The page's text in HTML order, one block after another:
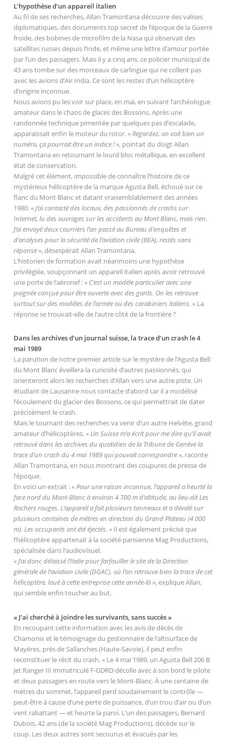
L’hypothèse d’un appareil italien
Au fil de ses recherches, Allan Tramontana découvre des valises
diplomatiques, des documents top secret de l’époque de la Guerre
froide, des bobines de microfilm de la Nasa qui observait des
satellites russes depuis l’Inde, et même une lettre d’amour portée
par l’un des passagers. Mais il y a cinq ans, ce policier municipal de
43 ans tombe sur des morceaux de carlingue qui ne collent pas
avec les avions d’Air India. Ce sont les restes d’un hélicoptère
d’origine inconnue.
Nous avions pu les voir sur place, en mai, en suivant l’archéologue
amateur dans le chaos de glaces des Bossons. Après une
randonnée technique pimentée par quelques pas d’escalade,
apparaissait enfin le moteur du rotor. « Regardez, on voit bien un
numéro, ça pourrait être un indice !», pointait du doigt Allan
Tramontana en retournant le lourd bloc métallique, en excellent
état de conservation.
Malgré cet élément, impossible de connaître l’histoire de ce
mystérieux hélicoptère de la marque Agusta Bell, échoué sur ce
flanc du Mont Blanc et datant vraisemblablement des années
1980. «J’ai contacté des locaux, des passionnés de crashs sur
Internet, lu des ouvrages sur les accidents au Mont Blanc, mais rien.
J’ai envoyé deux courriers l’an passé au Bureau d’enquêtes et
d’analyses pour la sécurité de l’aviation civile (BEA), restés sans
réponse», désespérait Allan Tramontana.
L’historien de formation avait néanmoins une hypothèse
privilégiée, soupçonnant un appareil italien après avoir retrouvé
une porte de l’aéronef : « C’est un modèle particulier avec une
poignée conçue pour être ouverte avec des gants. On les retrouve
surtout sur des modèles de l’armée ou des carabiniers italiens. » La
réponse se trouvait-elle de l’autre côté de la frontière ?
Dans les archives d’un journal suisse, la trace d’un crash le 4
mai 1989
La parution de notre premier article sur le mystère de l’Agusta Bell
du Mont Blanc éveillera la curiosité d’autres passionnés, qui
orienteront alors les recherches d’Allan vers une autre piste. Un
étudiant de Lausanne nous contacte d’abord car il a modélisé
l’écoulement du glacier des Bossons, ce qui permettrait de dater
précisément le crash.
Mais le tournant des recherches va venir d’un autre Helvète, grand
amateur d’hélicoptères. « Un Suisse m’a écrit pour me dire qu’il avait
retrouvé dans les archives du quotidien de la Tribune de Genève la
trace d’un crash du 4 mai 1989 qui pouvait correspondre», raconte
Allan Tramontana, en nous montrant des coupures de presse de
l’époque.
En voici un extrait : «Pour une raison inconnue, l’appareil a heurté la
face nord du Mont-Blanc à environ 4 700 m d’altitude, au lieu-dit Les
Rochers rouges. L’appareil a fait plusieurs tonneaux et a dévalé sur
plusieurs centaines de mètres en direction du Grand Plateau (4 000
m). Les occupants ont été éjectés. » Il est également précisé que
l’hélicoptère appartenait à la société parisienne Mag Productions,
spécialisée dans l’audiovisuel.
«J’ai donc délaissé l’Italie pour farfouiller le site de la Direction
générale de l’aviation civile (DGAC), où l’on retrouve bien la trace de cet
hélicoptère, loué à cette entreprise cette année-là», explique Allan,
qui semble enfin toucher au but.
« J’ai cherché à joindre les survivants, sans succès »
En recoupant cette information avec les avis de décès de
Chamonix et le témoignage du gestionnaire de l’altisurface de
Mayères, près de Sallanches (Haute-Savoie), il peut enfin
reconstituer le récit du crash. « Le 4 mai 1989, un Agusta Bell 206 B
Jet Ranger III immatriculé F-GDRD décolle avec à son bord le pilote
et deux passagers en route vers le Mont-Blanc. À une centaine de
mètres du sommet, l’appareil perd soudainement le contrôle —
peut-être à cause d’une perte de puissance, d’un trou d’air ou d’un
vent rabattant — et heurte la paroi. L’un des passagers, Bernard
Dubois, 42 ans (de la société Mag Productions), décède sur le
coup. Les deux autres sont secourus et évacués par les